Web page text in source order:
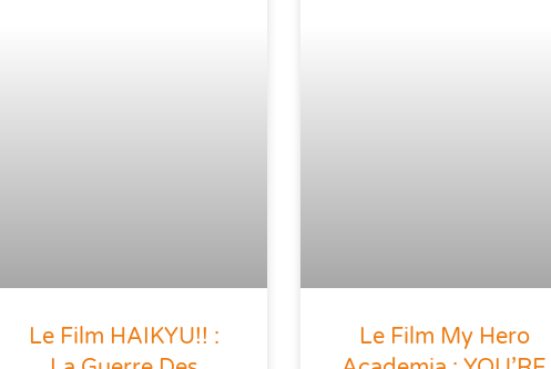
Le Film HAIKYU!! :
Le Film My Hero